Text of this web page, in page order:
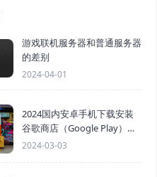
游戏联机服务器和普通服务器
的差别
2024-04-01
2024国内安卓手机下载安装
谷歌商店（Google Play）详
细步骤
2024-03-03